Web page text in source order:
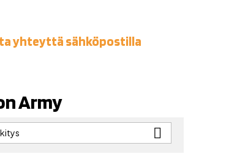
yhteyttä sähköpostilla
Army
